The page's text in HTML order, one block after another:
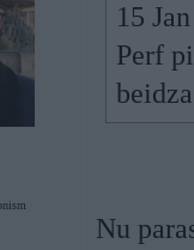
15
Perf
Nu